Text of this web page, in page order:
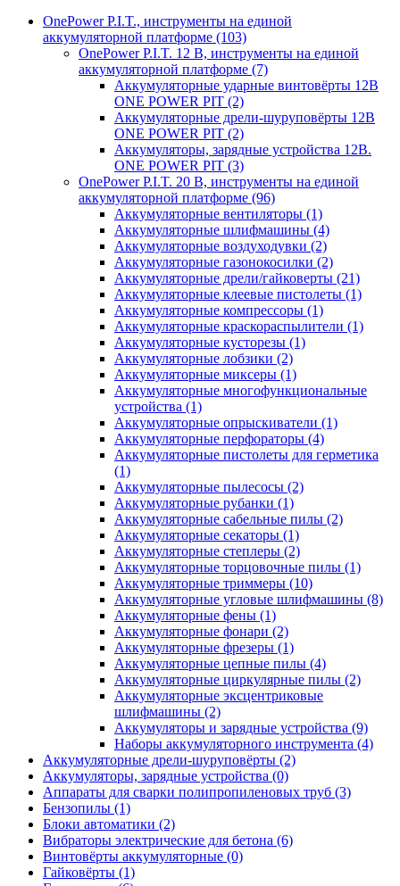
OnePower P.I.T., инструменты на единой
аккумуляторной платформе (103)
OnePower P.I.T. 12 В, инструменты на единой
аккумуляторной платформе (7)
Аккумуляторные ударные винтовёрты 12В
ONE POWER PIT (2)
Аккумуляторные дрели-шуруповёрты 12В
ONE POWER PIT (2)
Аккумуляторы, зарядные устройства 12В.
ONE POWER PIT (3)
OnePower P.I.T. 20 В, инструменты на единой
аккумуляторной платформе (96)
Аккумуляторные вентиляторы (1)
Аккумуляторные шлифмашины (4)
Аккумуляторные воздуходувки (2)
Аккумуляторные газонокосилки (2)
Аккумуляторные дрели/гайковерты (21)
Аккумуляторные клеевые пистолеты (1)
Аккумуляторные компрессоры (1)
Аккумуляторные краскораспылители (1)
Аккумуляторные кусторезы (1)
Аккумуляторные лобзики (2)
Аккумуляторные миксеры (1)
Аккумуляторные многофункциональные
устройства (1)
Аккумуляторные опрыскиватели (1)
Аккумуляторные перфораторы (4)
Аккумуляторные пистолеты для герметика
(1)
Аккумуляторные пылесосы (2)
Аккумуляторные рубанки (1)
Аккумуляторные сабельные пилы (2)
Аккумуляторные секаторы (1)
Аккумуляторные степлеры (2)
Аккумуляторные торцовочные пилы (1)
Аккумуляторные триммеры (10)
Аккумуляторные угловые шлифмашины (8)
Аккумуляторные фены (1)
Аккумуляторные фонари (2)
Аккумуляторные фрезеры (1)
Аккумуляторные цепные пилы (4)
Аккумуляторные циркулярные пилы (2)
Аккумуляторные эксцентриковые
шлифмашины (2)
Аккумуляторы и зарядные устройства (9)
Наборы аккумуляторного инструмента (4)
Аккумуляторные дрели-шуруповёрты (2)
Аккумуляторы, зарядные устройства (0)
Аппараты для сварки полипропиленовых труб (3)
Бензопилы (1)
Блоки автоматики (2)
Вибраторы электрические для бетона (6)
Винтовёрты аккумуляторные (0)
Гайковёрты (1)